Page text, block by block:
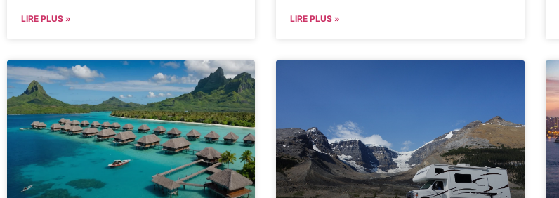
LIRE PLUS » LIRE PLUS »